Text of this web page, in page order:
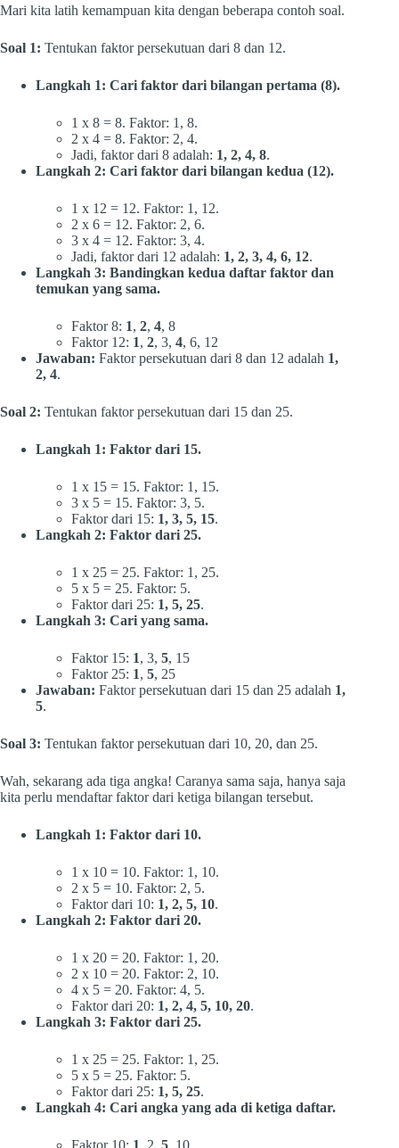
Mari kita latih kemampuan kita dengan beberapa contoh soal.
Soal 1: Tentukan faktor persekutuan dari 8 dan 12.
Langkah 1: Cari faktor dari bilangan pertama (8).
1 x 8 = 8. Faktor: 1, 8.
2 x 4 = 8. Faktor: 2, 4.
Jadi, faktor dari 8 adalah: 1, 2, 4, 8.
Langkah 2: Cari faktor dari bilangan kedua (12).
1 x 12 = 12. Faktor: 1, 12.
2 x 6 = 12. Faktor: 2, 6.
3 x 4 = 12. Faktor: 3, 4.
Jadi, faktor dari 12 adalah: 1, 2, 3, 4, 6, 12.
Langkah 3: Bandingkan kedua daftar faktor dan
temukan yang sama.
Faktor 8: 1, 2, 4, 8
Faktor 12: 1, 2, 3, 4, 6, 12
Jawaban: Faktor persekutuan dari 8 dan 12 adalah 1,
2, 4.
Soal 2: Tentukan faktor persekutuan dari 15 dan 25.
Langkah 1: Faktor dari 15.
1 x 15 = 15. Faktor: 1, 15.
3 x 5 = 15. Faktor: 3, 5.
Faktor dari 15: 1, 3, 5, 15.
Langkah 2: Faktor dari 25.
1 x 25 = 25. Faktor: 1, 25.
5 x 5 = 25. Faktor: 5.
Faktor dari 25: 1, 5, 25.
Langkah 3: Cari yang sama.
Faktor 15: 1, 3, 5, 15
Faktor 25: 1, 5, 25
Jawaban: Faktor persekutuan dari 15 dan 25 adalah 1,
5.
Soal 3: Tentukan faktor persekutuan dari 10, 20, dan 25.
Wah, sekarang ada tiga angka! Caranya sama saja, hanya saja
kita perlu mendaftar faktor dari ketiga bilangan tersebut.
Langkah 1: Faktor dari 10.
1 x 10 = 10. Faktor: 1, 10.
2 x 5 = 10. Faktor: 2, 5.
Faktor dari 10: 1, 2, 5, 10.
Langkah 2: Faktor dari 20.
1 x 20 = 20. Faktor: 1, 20.
2 x 10 = 20. Faktor: 2, 10.
4 x 5 = 20. Faktor: 4, 5.
Faktor dari 20: 1, 2, 4, 5, 10, 20.
Langkah 3: Faktor dari 25.
1 x 25 = 25. Faktor: 1, 25.
5 x 5 = 25. Faktor: 5.
Faktor dari 25: 1, 5, 25.
Langkah 4: Cari angka yang ada di ketiga daftar.
Faktor 10: 1 , 2, 5 , 10